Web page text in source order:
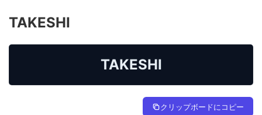
TAKESHI
TAKESHI
クリップボードにコピー